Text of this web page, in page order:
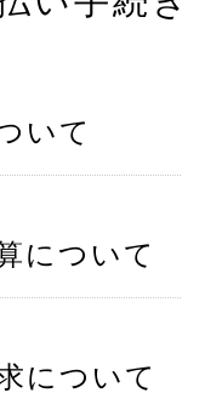
いて
について
について